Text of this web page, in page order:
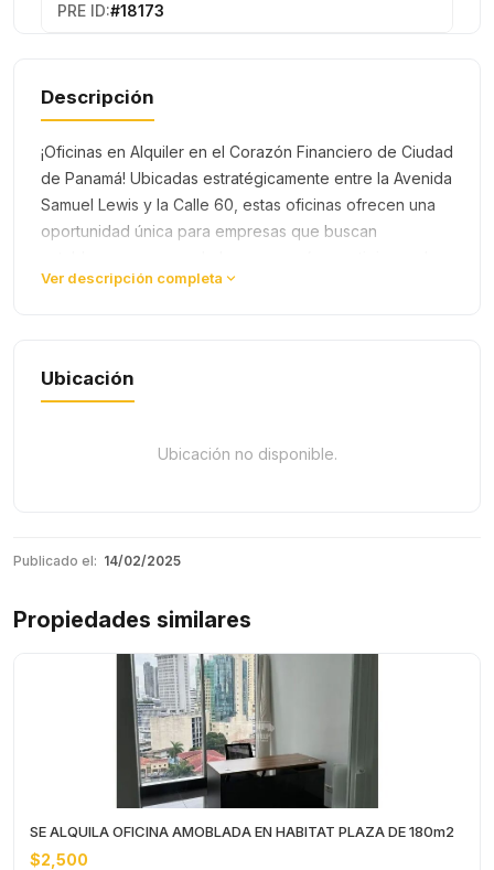
PRE ID:#18173
Descripción
¡Oficinas en Alquiler en el Corazón Financiero de Ciudad
de Panamá! Ubicadas estratégicamente entre la Avenida
Samuel Lewis y la Calle 60, estas oficinas ofrecen una
oportunidad única para empresas que buscan
la ciudad. Con inf…
Ver descripción completa
Ubicación
Ubicación no disponible.
Publicado el: 14/02/2025
Propiedades similares
SE ALQUILA OFICINA AMOBLADA EN HABITAT PLAZA DE 180m2
$2,500